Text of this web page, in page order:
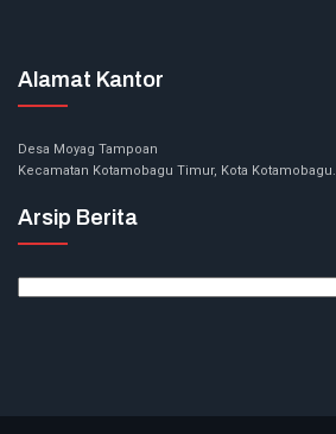
Alamat Kantor
Desa Moyag Tampoan
Kecamatan Kotamobagu Timur, Kota Kotamobagu.
Arsip Berita